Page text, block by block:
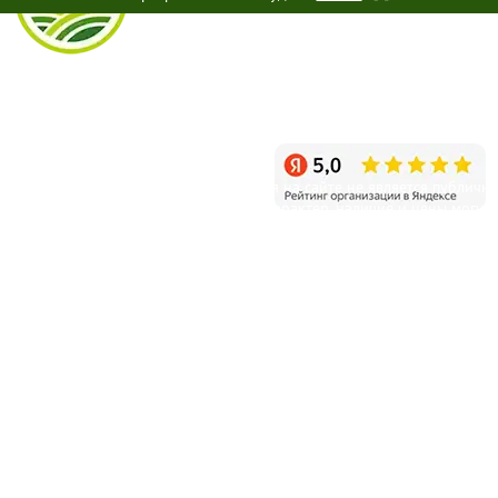
Уважаемые клиенты! Информация на сайте не является
офертой и несет справочный характер, наличие и цены могут